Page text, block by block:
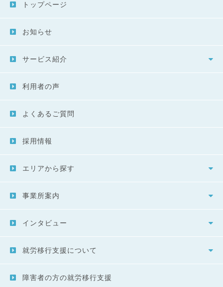
トップページ
お知らせ
サービス紹介
利用者の声
よくあるご質問
採用情報
エリアから探す
事業所案内
インタビュー
就労移行支援について
障害者の方の就労移行支援